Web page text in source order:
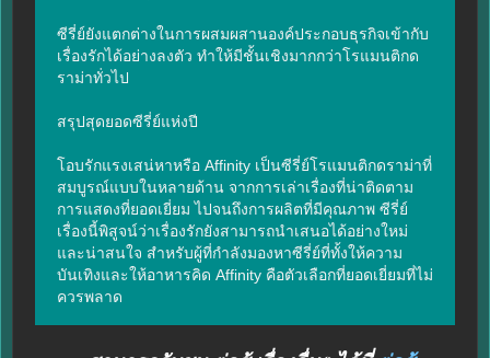
ซีรี่ย์ยังแตกต่างในการผสมผสานองค์ประกอบธุรกิจเข้ากับ
เรื่องรักได้อย่างลงตัว ทำให้มีชั้นเชิงมากกว่าโรแมนติกด
ราม่าทั่วไป
สรุปสุดยอดซีรี่ย์แห่งปี
โอบรักแรงเสน่หาหรือ Affinity เป็นซีรี่ย์โรแมนติกดราม่าที่
สมบูรณ์แบบในหลายด้าน จากการเล่าเรื่องที่น่าติดตาม
การแสดงที่ยอดเยี่ยม ไปจนถึงการผลิตที่มีคุณภาพ ซีรี่ย์
เรื่องนี้พิสูจน์ว่าเรื่องรักยังสามารถนำเสนอได้อย่างใหม่
และน่าสนใจ สำหรับผู้ที่กำลังมองหาซีรี่ย์ที่ทั้งให้ความ
บันเทิงและให้อาหารคิด Affinity คือตัวเลือกที่ยอดเยี่ยมที่ไม่
ควรพลาด